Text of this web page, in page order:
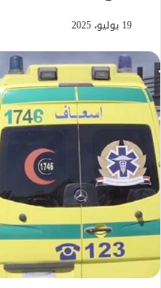
19 يوليو، 2025